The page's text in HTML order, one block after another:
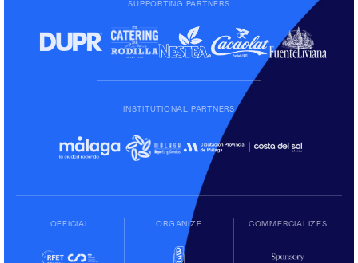
SUPPORTING PARTNERS
INSTITUTIONAL PARTNERS
OFFICIAL ORGANIZE COMMERCIALIZES